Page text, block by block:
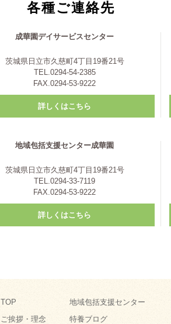
各種ご連絡先
成華園デイサービスセンター
茨城県日立市久慈町4丁目19番21号
TEL.0294-54-2385
FAX.0294-53-9222
詳しくはこちら
地域包括支援センター成華園
茨城県日立市久慈町4丁目19番21号
TEL.0294-33-7119
FAX.0294-53-9222
詳しくはこちら
TOP
ご挨拶・理念
地域包括支援センター
特養ブログ